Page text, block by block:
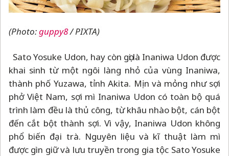
(Photo:guppy8/ PIXTA)
Sato Yosuke Udon, hay còn gọi là Inaniwa Udon được
khai sinh từ một ngôi làng nhỏ của vùng Inaniwa,
thành phố Yuzawa, tỉnh Akita. Mịn và mỏng như sợi
phở Việt Nam, sợi mì Inaniwa Udon có toàn bộ quá
trình làm đều là thủ công, từ khâu nhào bột, cán bột
đến cắt bột thành sợi. Vì vậy, Inaniwa Udon không
phổ biến đại trà. Nguyên liệu và kĩ thuật làm mì
được gìn giữ và lưu truyền trong gia tộc Sato Yosuke